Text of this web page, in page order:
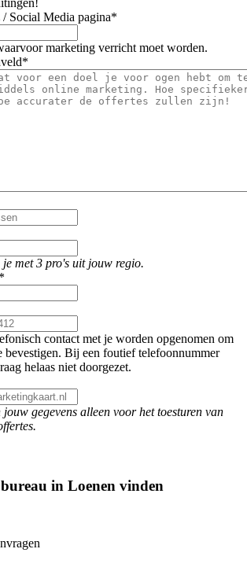
Social Media pagina*
marketing verricht moet worden.
*
met 3 pro's uit jouw regio.
*
contact met je worden opgenomen om
bevestigen. Bij een foutief telefoonnummer
helaas niet doorgezet.
gegevens alleen voor het toesturen van
in Loenen vinden